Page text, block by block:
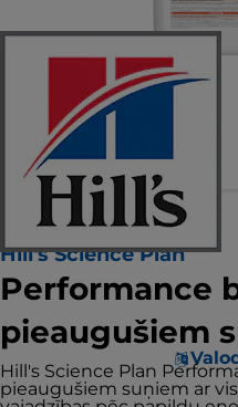
Hill's Science Plan
Performance
pieaugušiem
Hill's Science Plan
pieaugušiem suņiem ar